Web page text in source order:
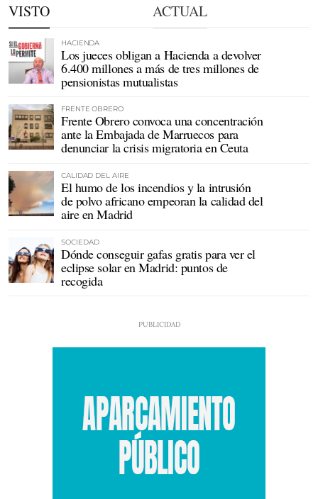
VISTO ACTUAL
HACIENDA
Los jueces obligan a Hacienda a devolver
6.400 millones a más de tres millones de
pensionistas mutualistas
FRENTE OBRERO
Frente Obrero convoca una concentración
ante la Embajada de Marruecos para
denunciar la crisis migratoria en Ceuta
CALIDAD DEL AIRE
El humo de los incendios y la intrusión
de polvo africano empeoran la calidad del
aire en Madrid
SOCIEDAD
Dónde conseguir gafas gratis para ver el
eclipse solar en Madrid: puntos de
recogida